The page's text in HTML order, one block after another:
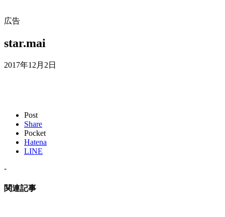
広告
star.mai
2017年12月2日
Post
Share
Pocket
Hatena
LINE
-
関連記事